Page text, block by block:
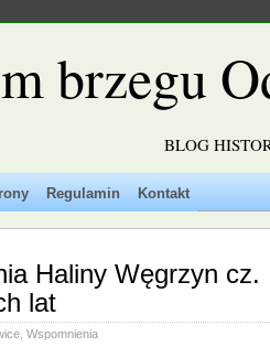
brzegu
BLOG
Regulamin Kontakt
Haliny Węgrzyn
lat
Wspomnienia